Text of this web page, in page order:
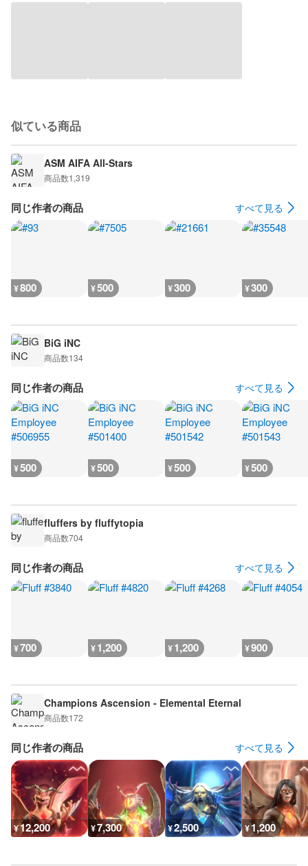
似ている商品
ASM AIFA All-Stars
商品数1,319
同じ作者の商品 すべて見る
¥800 ¥500 ¥300 ¥300
BiG iNC
商品数134
同じ作者の商品 すべて見る
¥500 ¥500 ¥500 ¥500
fluffers by fluffytopia
商品数704
同じ作者の商品 すべて見る
¥700 ¥1,200 ¥1,200 ¥900
Champions Ascension - Elemental Eternal
商品数172
同じ作者の商品 すべて見る
¥12,200 ¥7,300 ¥2,500 ¥1,200